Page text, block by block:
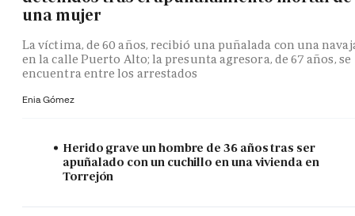
una mujer
La víctima, de 60 años, recibió una puñalada con una
en la calle Puerto Alto; la presunta agresora, de 67 años, se
encuentra entre los arrestados
Enia Gómez
Herido grave un hombre de 36 años tras ser
apuñalado con un cuchillo en una vivienda en
Torrejón